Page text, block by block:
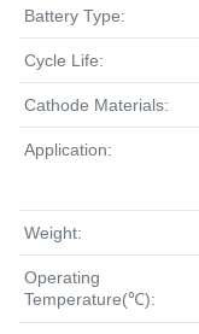
Battery Type:
Cycle Life:
Cathode Materials:
Application:
Weight:
Operating
Temperature(℃):